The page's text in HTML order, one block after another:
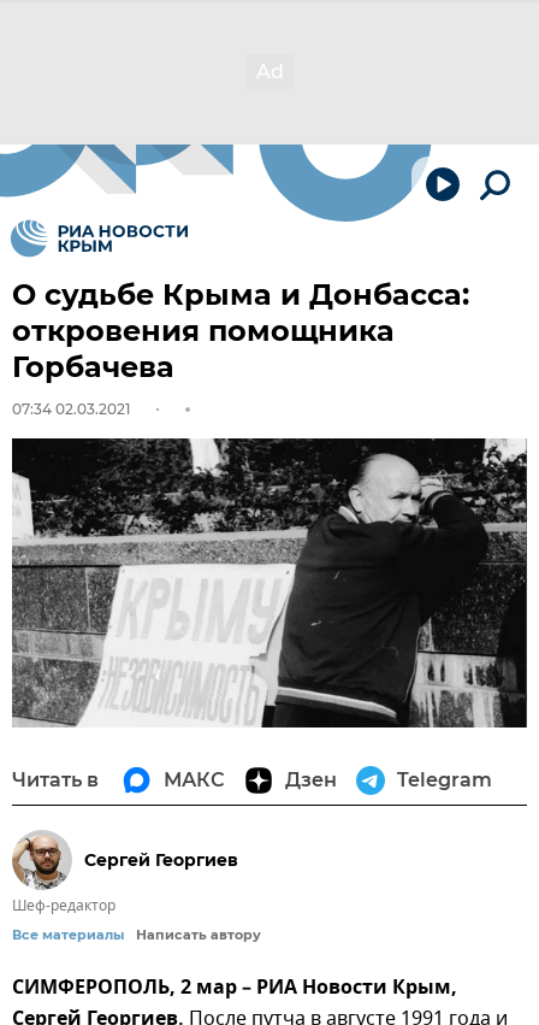
О судьбе Крыма и Донбасса:
откровения помощника
Горбачева
07:34 02.03.2021
Читать в МАКС Дзен Telegram
Сергей Георгиев
Шеф-редактор
Все материалы Написать автору
СИМФЕРОПОЛЬ, 2 мар – РИА Новости Крым,